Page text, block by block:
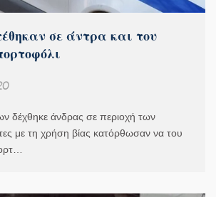
σε άντρα και του
δέχθηκε άνδρας σε περιοχή των
με τη χρήση βίας κατόρθωσαν να του